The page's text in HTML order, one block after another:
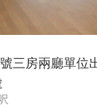
三房兩廳單位